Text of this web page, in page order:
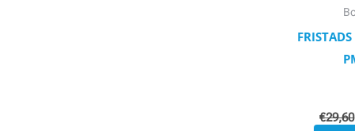
€29,60